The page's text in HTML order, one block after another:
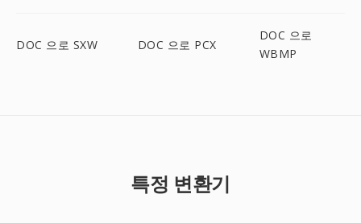
DOC 으로 SXW DOC 으로 PCX
DOC 으로
WBMP
특정 변환기